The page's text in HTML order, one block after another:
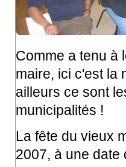
Comme a tenu à
maire, ici c'est la
ailleurs ce sont
municipalités !
La fête du vieux
2007, à une